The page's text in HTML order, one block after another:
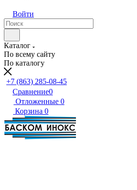
Войти
Каталог
По всему сайту
По каталогу
+7 (863) 285-08-45
Сравнение0
Отложенные 0
Корзина 0